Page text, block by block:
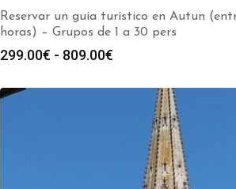
Reservar un guía turístico en Autun
horas) – Grupos de 1 a 30 pers
299.00€ - 809.00€
precios:
299.00€
hasta
809.00€